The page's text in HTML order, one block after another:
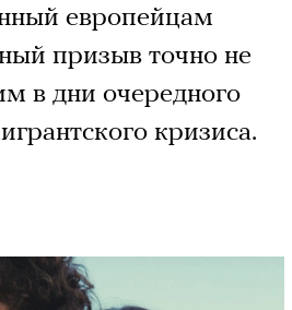
европейцам
призыв точно не
в дни очередного
кризиса.